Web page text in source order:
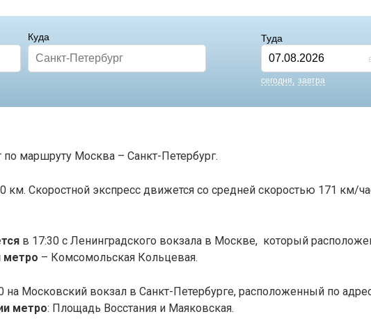
Куда Туда
завтра
cегодня
маршруту Москва – Санкт-Петербург.
км. Скоростной экспресс движется со средней скоростью 171 км/
в 17:30 с Ленинградского вокзала в Москве, который
метро – Комсомольская Кольцевая.
на Московский вокзал в Санкт-Петербурге, расположенный по
метро: Площадь Восстания и Маяковская.